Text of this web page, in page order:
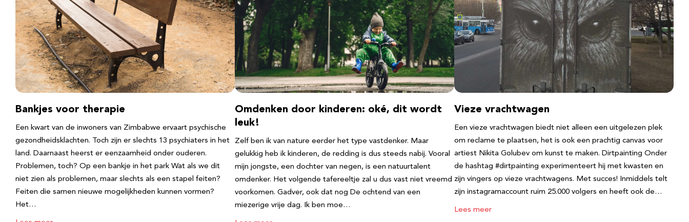
Bankjes voor therapie
Een kwart van de inwoners van Zimbabwe ervaart psychische
gezondheidsklachten. Toch zijn er slechts 13 psychiaters in het
land. Daarnaast heerst er eenzaamheid onder ouderen.
Problemen, toch? Op een bankje in het park Wat als we dit
niet zien als problemen, maar slechts als een stapel feiten?
Feiten die samen nieuwe mogelijkheden kunnen vormen?
Het…
Omdenken door kinderen: oké, dit wordt
leuk!
Zelf ben ik van nature eerder het type vastdenker. Maar
gelukkig heb ik kinderen, de redding is dus steeds nabij. Vooral
mijn jongste, een dochter van negen, is een natuurtalent
omdenker. Het volgende tafereeltje zal u dus vast niet vreemd
voorkomen. Gadver, ook dat nog De ochtend van een
miezerige vrije dag. Ik ben moe…
Vieze vrachtwagen
Een vieze vrachtwagen biedt niet alleen een uitgelezen plek
om reclame te plaatsen, het is ook een prachtig canvas voor
artiest Nikita Golubev om kunst te maken. Dirtpainting Onder
de hashtag #dirtpainting experimenteert hij met kwasten en
zijn vingers op vieze vrachtwagens. Met succes! Inmiddels telt
zijn instagramaccount ruim 25.000 volgers en heeft ook de…
Lees meer